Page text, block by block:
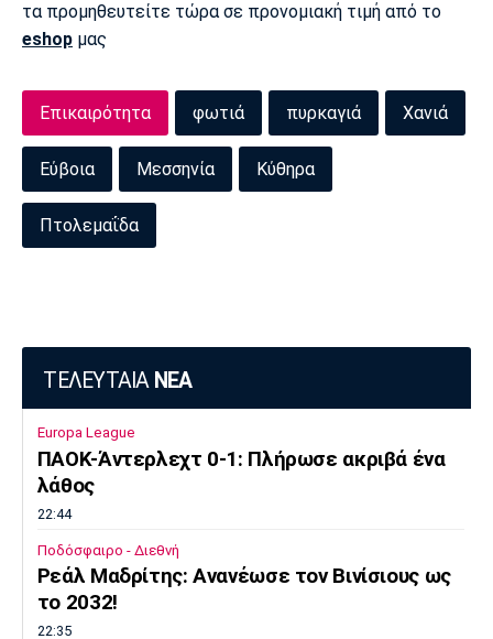
τα προμηθευτείτε τώρα σε προνομιακή τιμή από το
eshop μας
Επικαιρότητα φωτιά πυρκαγιά Χανιά
Εύβοια Μεσσηνία Κύθηρα
Πτολεμαΐδα
ΤΕΛΕΥΤΑΙΑ ΝΕΑ
Europa League
ΠΑΟΚ-Άντερλεχτ 0-1: Πλήρωσε ακριβά ένα
λάθος
22:44
Ποδόσφαιρο - Διεθνή
Ρεάλ Μαδρίτης: Ανανέωσε τον Βινίσιους ως
το 2032!
22:35